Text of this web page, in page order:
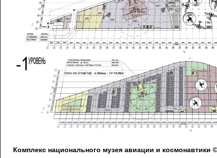
Комплекс национального музея авиации и